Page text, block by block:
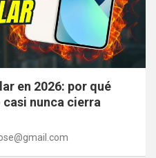
en 2026: por qué
nunca cierra